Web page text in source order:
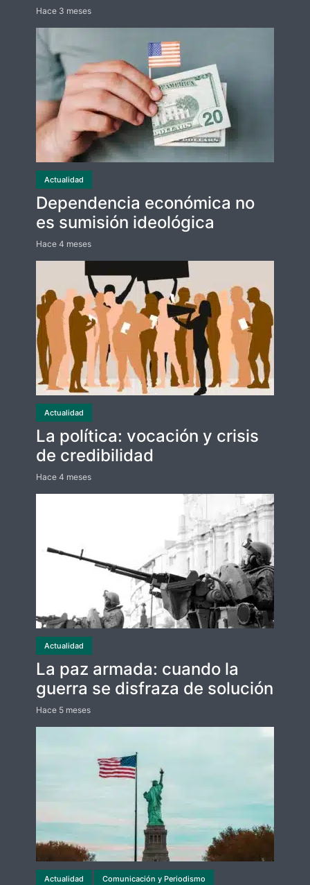
Hace 3 meses
Actualidad
Dependencia económica no
es sumisión ideológica
Hace 4 meses
Actualidad
La política: vocación y crisis
de credibilidad
Hace 4 meses
Actualidad
La paz armada: cuando la
guerra se disfraza de solución
Hace 5 meses
Actualidad Comunicación y Periodismo